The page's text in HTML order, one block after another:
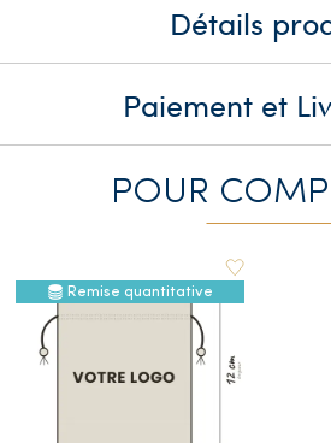
Détails
Paiement et
POUR
Remise quantitative